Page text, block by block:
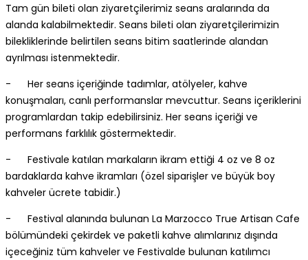
Tam gün bileti olan ziyaretçilerimiz seans aralarında da
alanda kalabilmektedir. Seans bileti olan ziyaretçilerimizin
bilekliklerinde belirtilen seans bitim saatlerinde alandan
ayrılması istenmektedir.
- Her seans içeriğinde tadımlar, atölyeler, kahve
konuşmaları, canlı performanslar mevcuttur. Seans içeriklerini
programlardan takip edebilirsiniz. Her seans içeriği ve
performans farklılık göstermektedir.
- Festivale katılan markaların ikram ettiği 4 oz ve 8 oz
bardaklarda kahve ikramları (özel siparişler ve büyük boy
kahveler ücrete tabidir.)
- Festival alanında bulunan La Marzocco True Artisan Cafe
bölümündeki çekirdek ve paketli kahve alımlarınız dışında
içeceğiniz tüm kahveler ve Festivalde bulunan katılımcı